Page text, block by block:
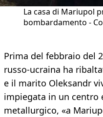
La casa di Mariupol
bombardamento -
Prima del febbraio del
russo-ucraina ha
e il marito Oleksandr
impiegata in un
metallurgico, «a